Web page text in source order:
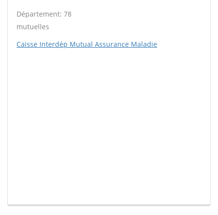
Département: 78
mutuelles
Caisse Interdép Mutual Assurance Maladie